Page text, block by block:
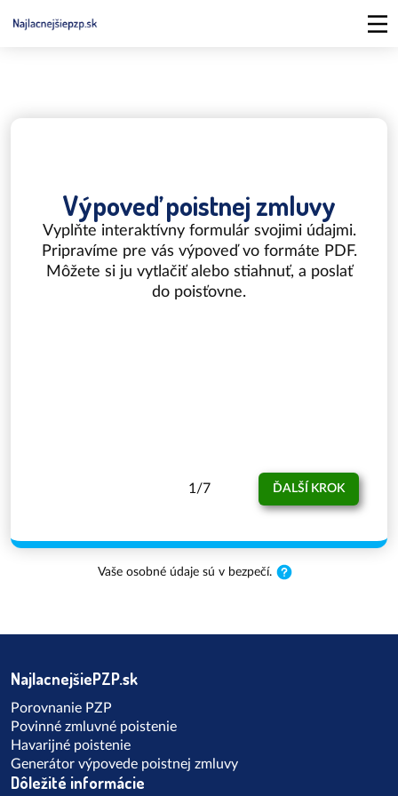
Výpoveď poistnej zmluvy
Vyplňte interaktívny formulár svojimi údajmi.
Pripravíme pre vás výpoveď vo formáte PDF.
Môžete si ju vytlačiť alebo stiahnuť, a poslať
do poisťovne.
1 /7 ĎALŠÍ KROK
Vaše osobné údaje sú v bezpečí.
NajlacnejšiePZP.sk
Porovnanie PZP
Povinné zmluvné poistenie
Havarijné poistenie
Generátor výpovede poistnej zmluvy
Dôležité informácie